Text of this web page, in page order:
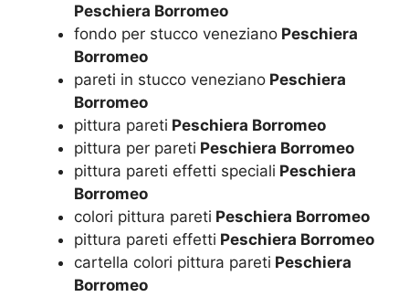
Peschiera Borromeo
fondo per stucco veneziano Peschiera
Borromeo
pareti in stucco veneziano Peschiera
Borromeo
pittura pareti Peschiera Borromeo
pittura per pareti Peschiera Borromeo
pittura pareti effetti speciali Peschiera
Borromeo
colori pittura pareti Peschiera Borromeo
pittura pareti effetti Peschiera Borromeo
cartella colori pittura pareti Peschiera
Borromeo